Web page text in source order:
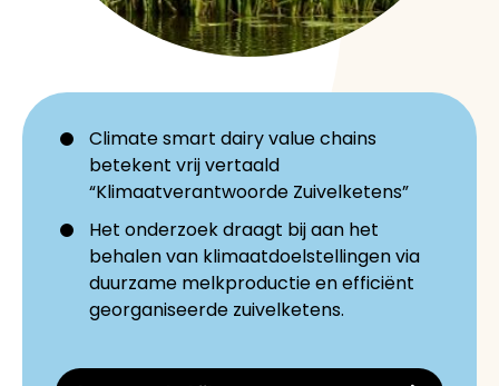
Climate smart dairy value chains
betekent vrij vertaald
“Klimaatverantwoorde Zuivelketens”
Het onderzoek draagt bij aan het
behalen van klimaatdoelstellingen via
duurzame melkproductie en efficiënt
georganiseerde zuivelketens.